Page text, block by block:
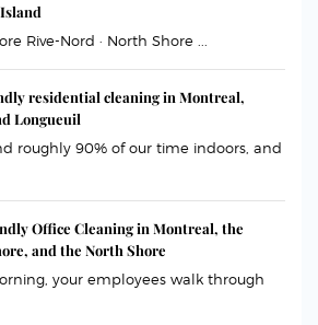
Rive-Nord · North Shore ...
residential cleaning in Montreal,
Longueuil
roughly 90% of our time indoors, and
Office Cleaning in Montreal, the
and the North Shore
your employees walk through